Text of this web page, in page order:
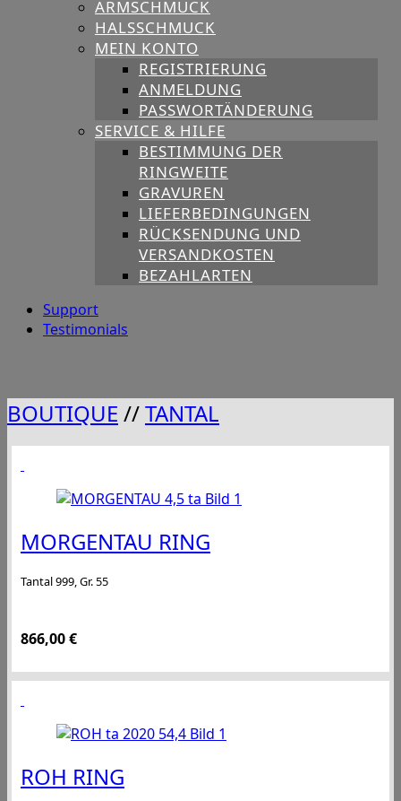
ARMSCHMUCK
HALSSCHMUCK
MEIN KONTO
REGISTRIERUNG
ANMELDUNG
PASSWORTÄNDERUNG
SERVICE & HILFE
BESTIMMUNG DER
RINGWEITE
GRAVUREN
LIEFERBEDINGUNGEN
RÜCKSENDUNG UND
VERSANDKOSTEN
BEZAHLARTEN
Support
Testimonials
BOUTIQUE //TANTAL
MORGENTAU RING
Tantal 999, Gr. 55
866,00€
ROH RING